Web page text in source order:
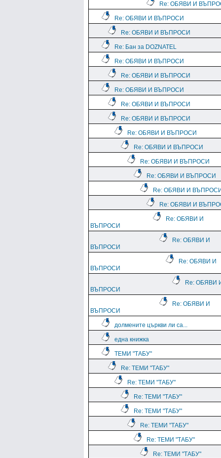
Re: ОБЯВИ И
Re: ОБЯВИ И ВЪПРОСИ
Re: ОБЯВИ И ВЪПРОСИ
Re: Бан за DOZNATEL
Re: ОБЯВИ И ВЪПРОСИ
Re: ОБЯВИ И ВЪПРОСИ
Re: ОБЯВИ И ВЪПРОСИ
Re: ОБЯВИ И ВЪПРОСИ
Re: ОБЯВИ И ВЪПРОСИ
Re: ОБЯВИ И ВЪПРОСИ
Re: ОБЯВИ И ВЪПРОСИ
Re: ОБЯВИ И ВЪПРОСИ
Re: ОБЯВИ И ВЪПРОСИ
Re: ОБЯВИ И
Re: ОБЯВИ И
Re: ОБЯВИ И
ВЪПРОСИ
Re: ОБЯВИ И
ВЪПРОСИ
Re: ОБЯВИ И
ВЪПРОСИ
Re: ОБЯВИ
ВЪПРОСИ
Re: ОБЯВИ И
ВЪПРОСИ
долмените църкви ли са...
една книжка
ТЕМИ "ТАБУ"
Re: ТЕМИ "ТАБУ"
Re: ТЕМИ "ТАБУ"
Re: ТЕМИ "ТАБУ"
Re: ТЕМИ "ТАБУ"
Re: ТЕМИ "ТАБУ"
Re: ТЕМИ "ТАБУ"
Re: ТЕМИ "ТАБУ"